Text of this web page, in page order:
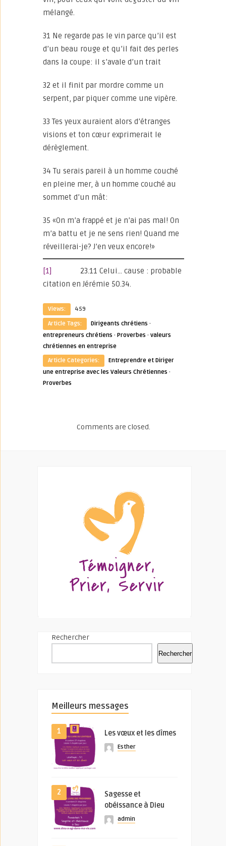
mélangé.
31 Ne regarde pas le vin parce qu’il est
d’un beau rouge et qu’il fait des perles
dans la coupe: il s’avale d’un trait
32 et il finit par mordre comme un
serpent, par piquer comme une vipère.
33 Tes yeux auraient alors d’étranges
visions et ton cœur exprimerait le
dérèglement.
34 Tu serais pareil à un homme couché
en pleine mer, à un homme couché au
sommet d’un mât:
35 «On m’a frappé et je n’ai pas mal! On
m’a battu et je ne sens rien! Quand me
réveillerai-je? J’en veux encore!»
[1]
23.11 Celui… cause : probable
citation en Jérémie 50.34.
Views:
459
Article Tags:
Dirigeants chrétiens ·
entrepreneurs chrétiens · Proverbes · valeurs
chrétiennes en entreprise
Article Categories:
Entreprendre et Diriger
une entreprise avec les Valeurs Chrétiennes ·
Proverbes
Comments are closed.
Rechercher
Rechercher
Meilleurs messages
1 Les vœux et les dîmes
Esther
2
Sagesse et
obéissance à Dieu
admin